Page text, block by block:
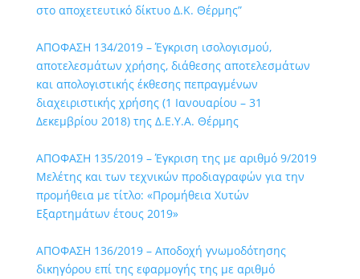
στο αποχετευτικό δίκτυο Δ.Κ. Θέρμης”
ΑΠΟΦΑΣΗ 134/2019 – Έγκριση ισολογισμού,
αποτελεσμάτων χρήσης, διάθεσης αποτελεσμάτων
και απολογιστικής έκθεσης πεπραγμένων
διαχειριστικής χρήσης (1 Ιανουαρίου – 31
Δεκεμβρίου 2018) της Δ.Ε.Υ.Α. Θέρμης
ΑΠΟΦΑΣΗ 135/2019 – Έγκριση της με αριθμό 9/2019
Μελέτης και των τεχνικών προδιαγραφών για την
προμήθεια με τίτλο: «Προμήθεια Χυτών
Εξαρτημάτων έτους 2019»
ΑΠΟΦΑΣΗ 136/2019 – Αποδοχή γνωμοδότησης
δικηγόρου επί της εφαρμογής της με αριθμό